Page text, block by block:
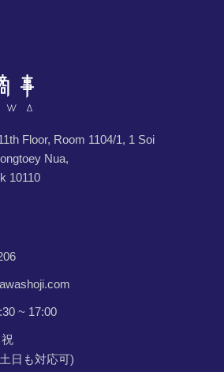
Floor, Room 1104/1, 1 Soi
Nua,
10110
~ 17:00
日も対応可)